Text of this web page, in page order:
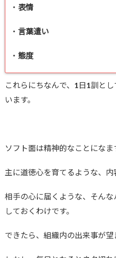
・ 表情
・ 言葉遣い
・ 態度
これらにちなんで、1日1訓と
います。
ソフト面は精神的なことになま
主に道徳心を育てるような、内
相手の心に届くような、そん
しておくわけです。
できたら、組織内の出来事が望